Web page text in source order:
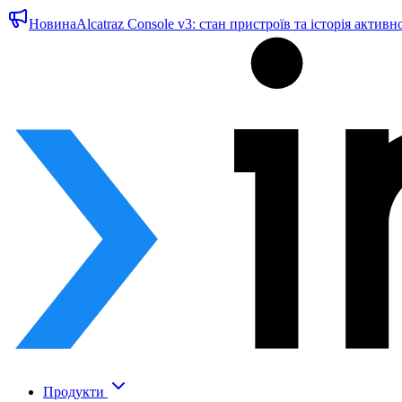
НовинаAlcatraz Console v3: стан пристроїв та історія
Продукти